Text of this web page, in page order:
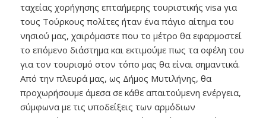
ταχείας χορήγησης επταήμερης τουριστικής visa για
τους Τούρκους πολίτες ήταν ένα πάγιο αίτημα του
νησιού μας, χαιρόμαστε που το μέτρο θα εφαρμοστεί
το επόμενο διάστημα και εκτιμούμε πως τα οφέλη του
για τον τουρισμό στον τόπο μας θα είναι σημαντικά.
Από την πλευρά μας, ως Δήμος Μυτιλήνης, θα
προχωρήσουμε άμεσα σε κάθε απαιτούμενη ενέργεια,
σύμφωνα με τις υποδείξεις των αρμόδιων